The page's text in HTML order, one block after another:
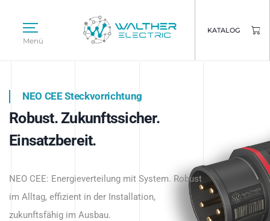
Menü
KATALOG
Intelligente Stromverteilung
beginnt hier.
NEO CEE Steckvorrichtung
Robust. Zukunftssicher.
Einsatzbereit.
NEO CEE: Energieverteilung mit System. Robust
im Alltag, effizient in der Installation,
zukunftsfähig im Ausbau.
Intelligenz trifft Energie.
Anwendungen – robust, IP-geschützt und
zukunftsfähig.